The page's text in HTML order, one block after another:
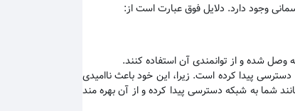
وجود دارد. دلایل فوق عبارت است از:
وصل شده و از توانمندی آن استفاده کنند.
پیدا کرده است. زیرا، این خود باعث ناامیدی
شما به شبکه دسترسی پیدا کرده و از آن بهره مند